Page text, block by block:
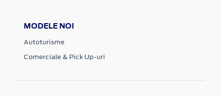
MODELE NOI
Autoturisme
Comerciale & Pick Up-uri